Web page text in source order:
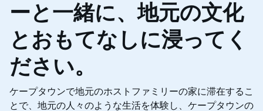
ーと一緒に、地元の文化
とおもてなしに浸ってく
ださい。
ケープタウンで地元のホストファミリーの家に滞在するこ
とで、地元の人々のような生活を体験し、ケープタウンの